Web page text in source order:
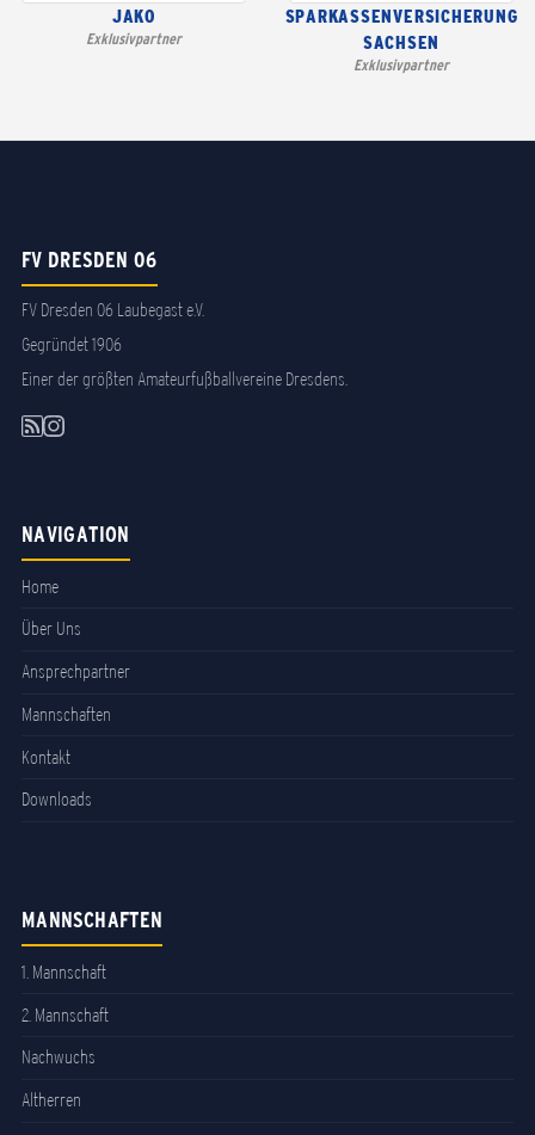
JAKO
Exklusivpartner
SPARKASSENVERSICHERUNG
SACHSEN
Exklusivpartner
FV DRESDEN 06
FV Dresden 06 Laubegast e.V.
Gegründet 1906
Einer der größten Amateurfußballvereine Dresdens.
NAVIGATION
Home
Über Uns
Ansprechpartner
Mannschaften
Kontakt
Downloads
MANNSCHAFTEN
1. Mannschaft
2. Mannschaft
Nachwuchs
Altherren